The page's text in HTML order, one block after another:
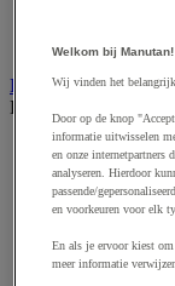
Accessoires
Elektrische
Bekijk de hele
Accessoires
Batterij,
Elektrische
Elektrische
Welkom bij Manutan!
Wij vinden het belangrijk
Door op de knop
informatie uitwisselen
en onze internetpartners
analyseren. Hierdoor
passende/
en voorkeuren voor elk
En als je ervoor kiest
meer informatie